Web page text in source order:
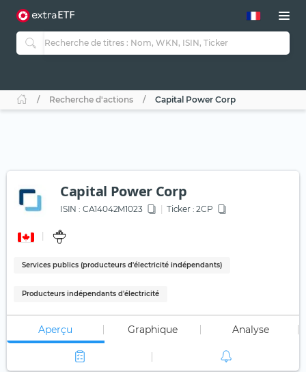
Recherche d'actions Capital Power Corp
Capital Power Corp
ISIN : CA14042M1023 Ticker : 2CP
Services publics (producteurs d'électricité indépendants)
Producteurs indépendants d'électricité
Aperçu Graphique Analyse